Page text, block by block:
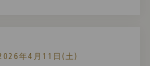
年4月11日(土)